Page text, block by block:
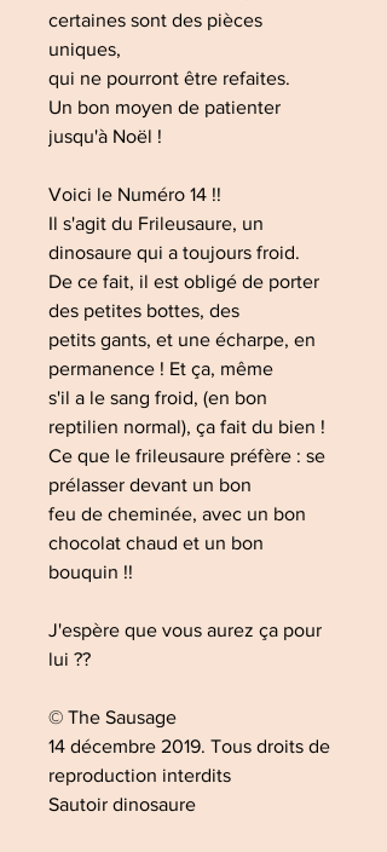
certaines sont des pièces
uniques,
qui ne pourront être refaites.
Un bon moyen de patienter
jusqu'à Noël !
Voici le Numéro 14 !!
Il s'agit du Frileusaure, un
dinosaure qui a toujours froid.
De ce fait, il est obligé de porter
des petites bottes, des
petits gants, et une écharpe, en
permanence ! Et ça, même
s'il a le sang froid, (en bon
reptilien normal), ça fait du bien !
Ce que le frileusaure préfère : se
prélasser devant un bon
feu de cheminée, avec un bon
chocolat chaud et un bon
bouquin !!
J'espère que vous aurez ça pour
lui ??
© The Sausage
14 décembre 2019. Tous droits de
reproduction interdits
Sautoir dinosaure